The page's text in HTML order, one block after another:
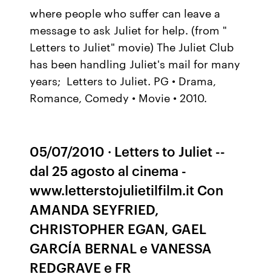
where people who suffer can leave a
message to ask Juliet for help. (from "
Letters to Juliet" movie) The Juliet Club
has been handling Juliet's mail for many
years; Letters to Juliet. PG • Drama,
Romance, Comedy • Movie • 2010.
05/07/2010 · Letters to Juliet --
dal 25 agosto al cinema -
www.letterstojulietilfilm.it Con
AMANDA SEYFRIED,
CHRISTOPHER EGAN, GAEL
GARCÍA BERNAL e VANESSA
REDGRAVE e FR